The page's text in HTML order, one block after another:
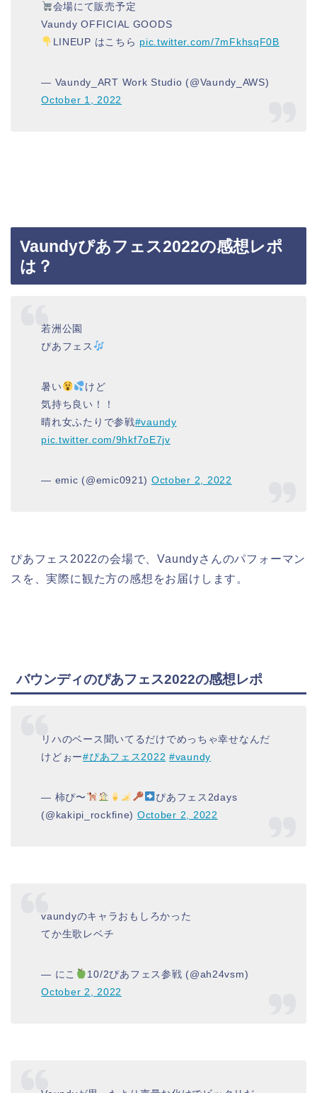
会場にて販売予定
Vaundy OFFICIAL GOODS
LINEUP はこちら pic.twitter.com/7mFkhsqF0B
— Vaundy_ART Work Studio (@Vaundy_AWS)
October 1, 2022
Vaundyぴあフェス2022の感想レポ
は？
若洲公園
ぴあフェス
暑い
けど
気持ち良い！！
晴れ女ふたりで参戦#vaundy
pic.twitter.com/9hkf7oE7jv
— emic (@emic0921) October 2, 2022
ぴあフェス2022の会場で、Vaundyさんのパフォーマン
スを、実際に観た方の感想をお届けします。
バウンディのぴあフェス2022の感想レポ
リハのベース聞いてるだけでめっちゃ幸せなんだ
けどぉー#ぴあフェス2022 #vaundy
— 柿ぴ〜
ぴあフェス2days
(@kakipi_rockfine) October 2, 2022
vaundyのキャラおもしろかった
てか生歌レベチ
— にこ
10/2ぴあフェス参戦 (@ah24vsm)
October 2, 2022